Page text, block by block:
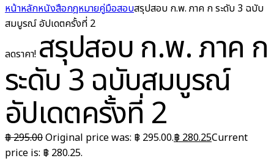
หน้าหลักหนังสือกฎหมายคู่มือสอบสรุปสอบ ก.พ. ภาค ก ระดับ 3 ฉบับ
สมบูรณ์ อัปเดตครั้งที่ 2
ลดราคา! สรุปสอบ ก.พ. ภาค ก
ระดับ 3 ฉบับสมบูรณ์
อัปเดตครั้งที่ 2
฿295.00Original price was: ฿ 295.00.฿ 280.25Current
price is: ฿ 280.25.